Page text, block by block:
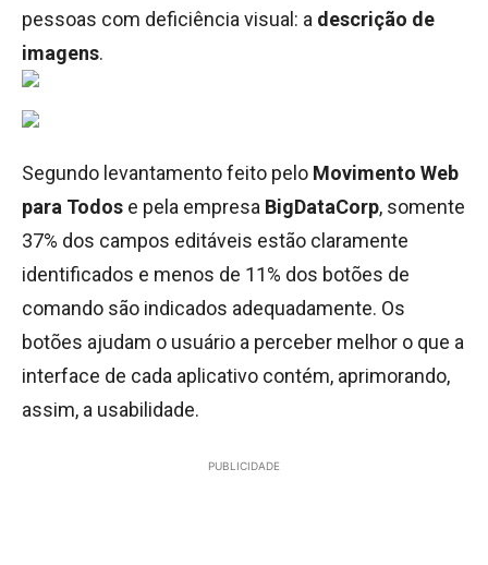
pessoas com deficiência visual: a descrição de
imagens.
Segundo levantamento feito pelo Movimento Web
para Todos e pela empresa BigDataCorp, somente
37% dos campos editáveis estão claramente
identificados e menos de 11% dos botões de
comando são indicados adequadamente. Os
botões ajudam o usuário a perceber melhor o que a
interface de cada aplicativo contém, aprimorando,
assim, a usabilidade.
PUBLICIDADE